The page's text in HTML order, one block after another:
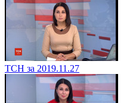
ТСН за 2019.11.27